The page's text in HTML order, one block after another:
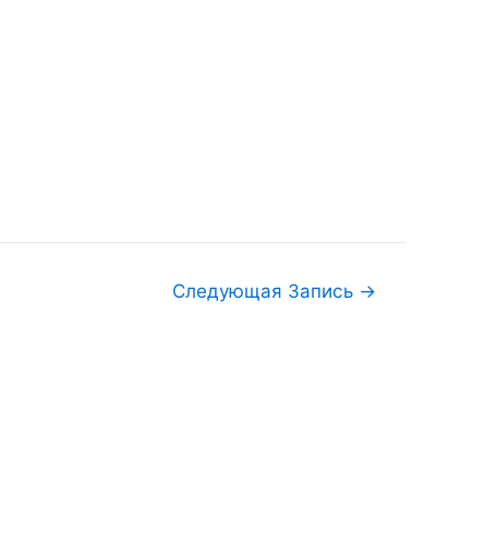
Следующая Запись →